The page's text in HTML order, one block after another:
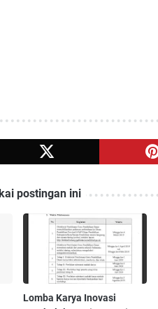
postingan ini
Lomba Karya Inovasi